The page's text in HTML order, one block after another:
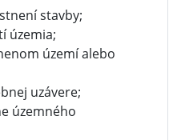
stavby;
územia;
území alebo
uzávere;
územného